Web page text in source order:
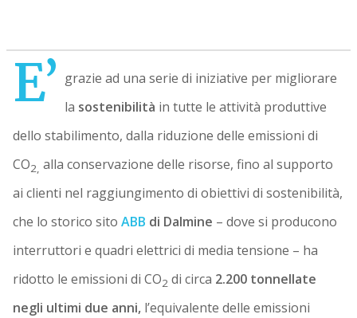
E’ grazie ad una serie di iniziative per migliorare
la sostenibilità in tutte le attività produttive
dello stabilimento, dalla riduzione delle emissioni di
CO2, alla conservazione delle risorse, fino al supporto
ai clienti nel raggiungimento di obiettivi di sostenibilità,
che lo storico sito ABB di Dalmine – dove si producono
interruttori e quadri elettrici di media tensione – ha
ridotto le emissioni di CO2 di circa 2.200 tonnellate
negli ultimi due anni,l’equivalente delle emissioni